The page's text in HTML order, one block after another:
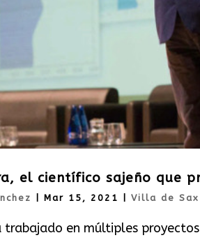
el científico sajeño que
Mar 15, 2021 Villa de Sax
trabajado en múltiples